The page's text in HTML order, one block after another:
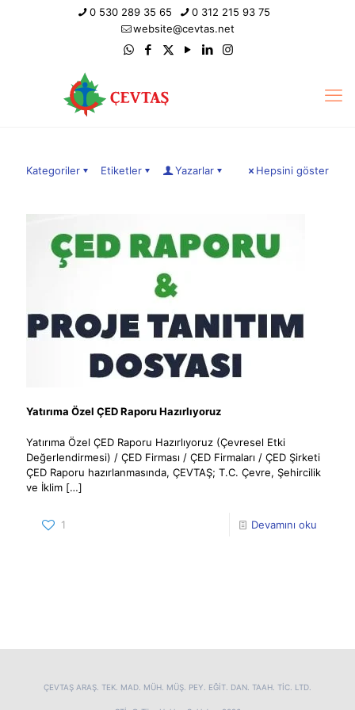
0 530 289 35 65
0 312 215 93 75
website@cevtas.net
Kategoriler Etiketler Yazarlar Hepsini göster
Yatırıma Özel ÇED Raporu Hazırlıyoruz
Yatırıma Özel ÇED Raporu Hazırlıyoruz (Çevresel Etki
Değerlendirmesi) / ÇED Firması / ÇED Firmaları / ÇED Şirketi
ÇED Raporu hazırlanmasında, ÇEVTAŞ; T.C. Çevre, Şehircilik
ve İklim […]
1 Devamını oku
ÇEVTAŞ ARAŞ. TEK. MAD. MÜH. MÜŞ. PEY. EĞİT. DAN. TAAH. TİC. LTD.